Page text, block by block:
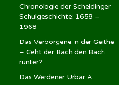
Chronologie der Scheidinger
Schulgeschichte: 1658 –
1968
Das Verborgene in der Geithe
– Geht der Bach den Bach
runter?
Das Werdener Urbar A